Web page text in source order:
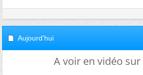
Aujourd'hui
A voir en vidéo sur